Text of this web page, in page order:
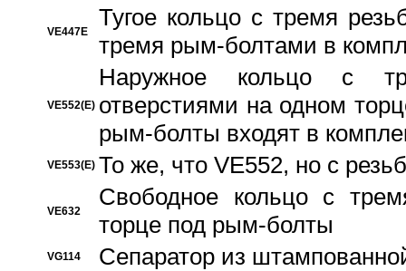
VE447E
Тугое кольцо с тремя
тремя рым-болтами в
VE552(E)
Наружное кольцо с
отверстиями на одном
рым-болты входят в
VE553(E) То же, что VE552, но с
VE632
Свободное кольцо с
торце под рым-болты
VG114 Сепаратор из